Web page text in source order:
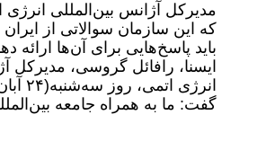
مدیرکل آژانس بین‌المللی انرژی
که این سازمان سوالاتی از ایران
باید پاسخ‌هایی برای آن‌ها ارائه
ایسنا، رافائل گروسی، مدیرکل
انرژی
گفت: ما به همراه جامعه